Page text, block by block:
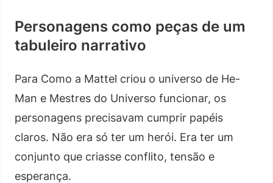
Personagens como peças de um
tabuleiro narrativo
Para Como a Mattel criou o universo de He-
Man e Mestres do Universo funcionar, os
personagens precisavam cumprir papéis
claros. Não era só ter um herói. Era ter um
conjunto que criasse conflito, tensão e
esperança.